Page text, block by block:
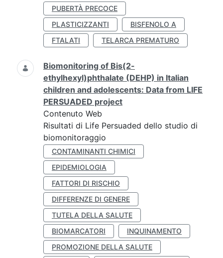
PUBERTÀ PRECOCE
PLASTICIZZANTI
BISFENOLO A
FTALATI
TELARCA PREMATURO
Biomonitoring of Bis(2-
ethylhexyl)phthalate (DEHP) in Italian
children and adolescents: Data from LIFE
PERSUADED project
Contenuto Web
Risultati di Life Persuaded dello studio di
biomonitoraggio
CONTAMINANTI CHIMICI
EPIDEMIOLOGIA
FATTORI DI RISCHIO
DIFFERENZE DI GENERE
TUTELA DELLA SALUTE
BIOMARCATORI
INQUINAMENTO
PROMOZIONE DELLA SALUTE